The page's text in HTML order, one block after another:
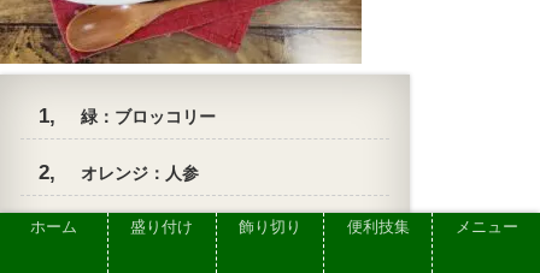
緑：ブロッコリー
オレンジ：人参
白：①器の色
ホーム 盛り付け 飾り切り 便利技集 メニュー